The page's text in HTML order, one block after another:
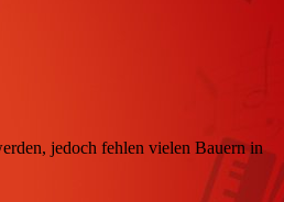
jedoch fehlen vielen Bauern in